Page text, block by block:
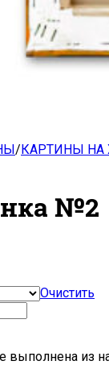
/КАРТИНЫ НА
№2
Очистить
выполнена из